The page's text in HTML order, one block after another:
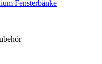
Fensterbänke